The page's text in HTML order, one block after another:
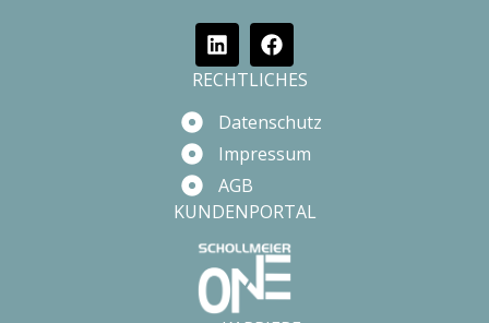
RECHTLICHES
Datenschutz
Impressum
AGB
KUNDENPORTAL